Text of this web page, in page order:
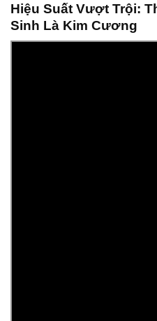
Hiệu Suất Vượt Trội:
Sinh Là Kim Cương